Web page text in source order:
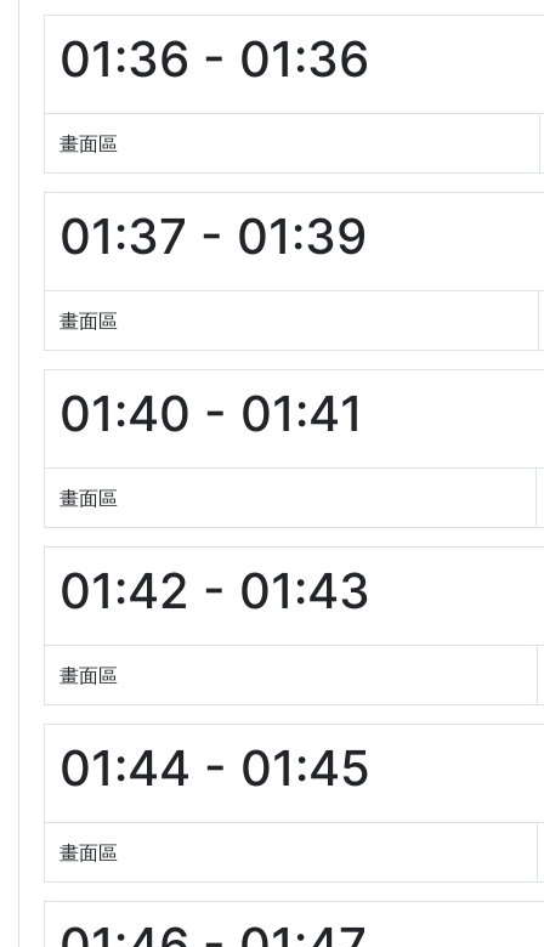
01:36 - 01:36
畫面區
01:37 - 01:39
畫面區
01:40 - 01:41
畫面區
01:42 - 01:43
畫面區
01:44 - 01:45
畫面區